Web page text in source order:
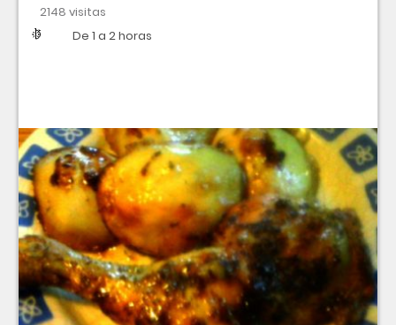
2148 visitas
Dificultad
Tiempo De 1 a 2 horas